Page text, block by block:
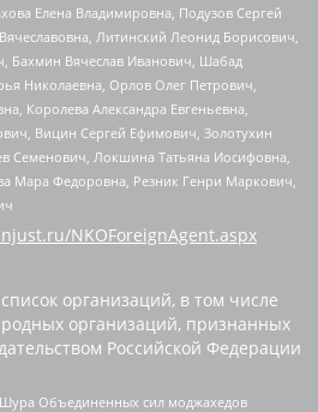
Елена Владимировна, Подузов Сергей
Литинский Леонид Борисович,
Бахмин Вячеслав Иванович, Шабад
Николаевна, Орлов Олег Петрович,
Королева Александра Евгеньевна,
Вицин Сергей Ефимович, Золотухин
Семенович, Локшина Татьяна Иосифовна,
Мара Федоровна, Резник Генри Маркович,
NKOForeignAgent.aspx
организаций, в том числе
организаций, признанных
Российской Федерации
Объединенных сил моджахедов